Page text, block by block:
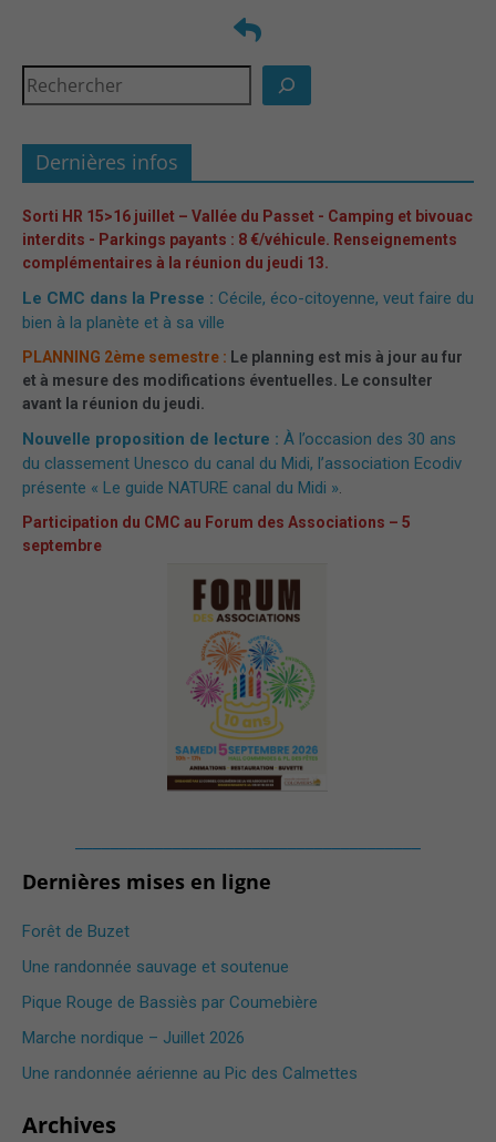
Dernières infos
Sorti HR 15>16 juillet – Vallée du Passet - Camping et bivouac
interdits - Parkings payants : 8 €/véhicule. Renseignements
complémentaires à la réunion du jeudi 13.
Le CMC dans la Presse : Cécile, éco-citoyenne, veut faire du
bien à la planète et à sa ville
PLANNING 2ème semestre : Le planning est mis à jour au fur
et à mesure des modifications éventuelles. Le consulter
avant la réunion du jeudi.
Nouvelle proposition de lecture : À l’occasion des 30 ans
du classement Unesco du canal du Midi, l’association Ecodiv
présente « Le guide NATURE canal du Midi ».
Participation du CMC au Forum des Associations – 5
septembre
Dernières mises en ligne
Forêt de Buzet
Une randonnée sauvage et soutenue
Pique Rouge de Bassiès par Coumebière
Marche nordique – Juillet 2026
Une randonnée aérienne au Pic des Calmettes ​
Archives